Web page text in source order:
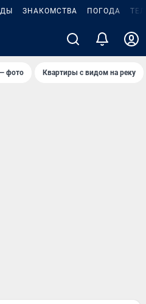
ЗНАКОМСТВА ПОГОДА
фото Квартиры с видом на реку